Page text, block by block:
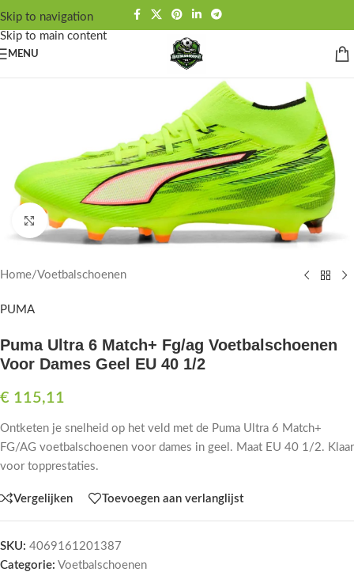
Skip to navigation
Skip to main content
MENU
Click to enlarge
Home/Voetbalschoenen
PUMA
Puma Ultra 6 Match+ Fg/ag Voetbalschoenen
Voor Dames Geel EU 40 1/2
€ 115,11
Ontketen je snelheid op het veld met de Puma Ultra 6 Match+
FG/AG voetbalschoenen voor dames in geel. Maat EU 40 1/2. Klaar
voor topprestaties.
Vergelijken Toevoegen aan verlanglijst
SKU: 4069161201387
Categorie: Voetbalschoenen